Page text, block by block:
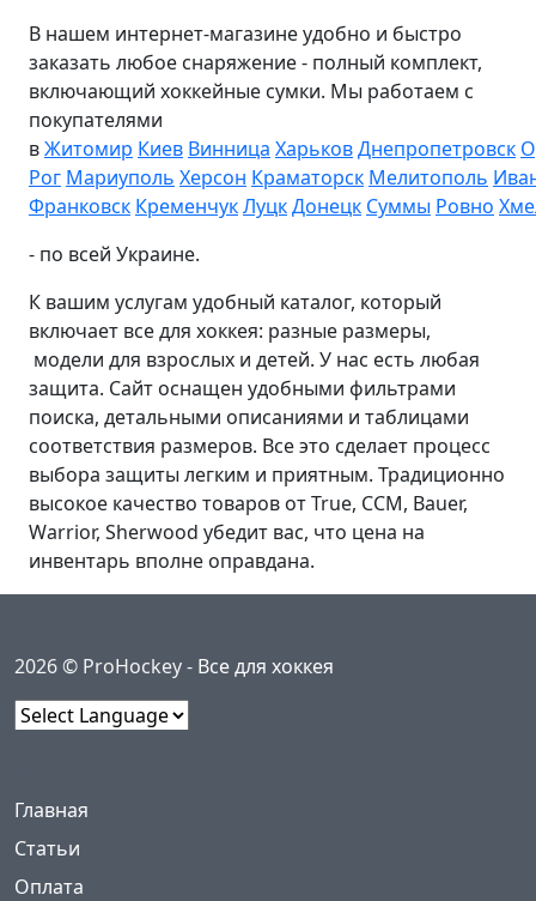
В нашем интернет-магазине удобно и быстро
заказать любое снаряжение - полный комплект,
включающий хоккейные сумки. Мы работаем с
покупателями
вЖитомир Киев Винница ХарьковДнепропетровск
Рог Мариуполь Херсон Краматорск Мелитополь
Франковск КременчукЛуцкДонецк Суммы Ровно
- по всей Украине.
К вашим услугам удобный каталог, который
включает все для хоккея: разные размеры,
модели для взрослых и детей. У нас есть любая
защита. Сайт оснащен удобными фильтрами
поиска, детальными описаниями и таблицами
соответствия размеров. Все это сделает процесс
выбора защиты легким и приятным. Традиционно
высокое качество товаров от True, CCM, Bauer,
Warrior, Sherwood убедит вас, что цена на
инвентарь вполне оправдана.
2026 © ProHockey - Все для хоккея
Главная
Статьи
Оплата